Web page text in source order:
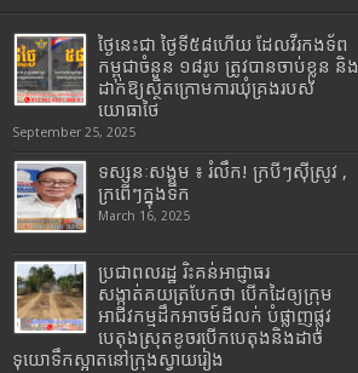
ថ្ងៃនេះជា ថ្ងៃទី៥៨ហើយ ដែលវីរកងទ័ព
កម្ពុជាចំនួន ១៨រូប ត្រូវបានចាប់ខ្លួន និង
ដាក់ឱ្យស្ថិតក្រោមការឃុំគ្រងរបស់
យោធាថៃ
September 25, 2025
ទស្សនៈសង្គម ៖ រំលឹក! ក្របីៗស៊ីស្រូវ ,
ក្រពើៗក្នុងទឹក
March 16, 2025
ប្រជាពលរដ្ឋ រិះគន់អាជ្ញាធរ
សង្កាត់គយត្របែកថា បើកដៃឲ្យក្រុម
អាជីវកម្មដឹកអាចម៍ដីលក់ បំផ្លាញផ្លូវ
បេតុងស្រុតខូចរបើកបេតុងនិងដាច់
ទុយោទឹកស្អាតនៅក្រុងស្វាយរៀង